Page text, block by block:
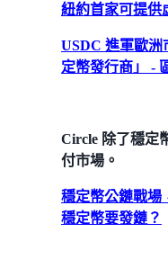
紐約首家可提供
USDC 進軍歐洲
定幣發行商」 -
Circle 除了穩定
付市場。
穩定幣公鏈戰場
穩定幣要發鏈？